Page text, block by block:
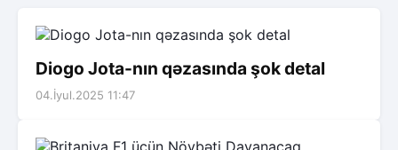
Diogo Jota-nın qəzasında şok detal
04.İyul.2025 11:47